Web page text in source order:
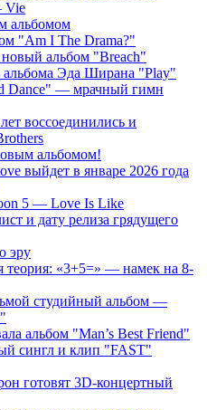
Vie
альбомом
"Am I The Drama?"
альбом "Breach"
альбома Эда Ширана "Play"
Dance" — мрачный гимн
воссоединились и
альбомом!
выйдет в январе 2026 года
5 — Love Is Like
и дату релиза грядущего
эру
теория: «3+5=» — намек на 8-
студийный альбом —
альбом "Man’s Best Friend"
сингл и клип "FAST"
готовят 3D-концертный